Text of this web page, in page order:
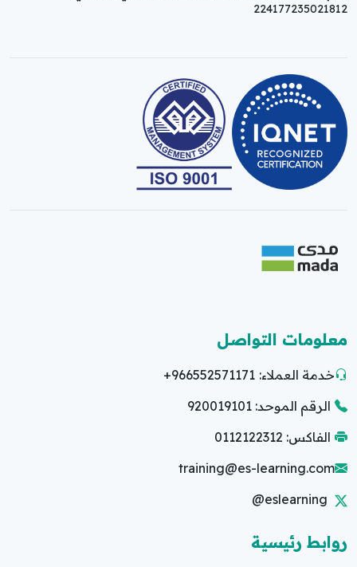
224177235021812
معلومات التواصل
خدمة العملاء: +966552571171
الرقم الموحد: 920019101
الفاكس: 0112122312
training@es-learning.com
@eslearning
روابط رئيسية